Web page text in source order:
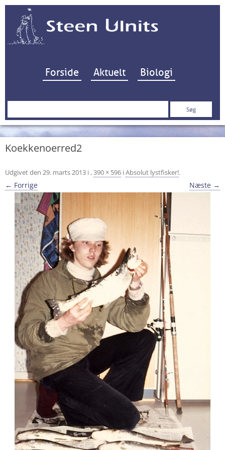
Hop til indhold
Forside Aktuelt Biologi
Søg
Koekkenoerred2
Udgivet den 29. marts 2013 i ,390 × 596 iAbsolut lystfisker!.
← Forrige Næste →